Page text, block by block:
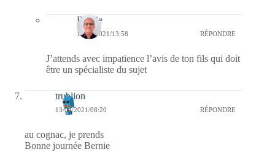
Bernie
13/04/2021/13:58 RÉPONDRE
J’attends avec impatience l’avis de ton fils qui doit
être un spécialiste du sujet
trublion
13/04/2021/08:20 RÉPONDRE
au cognac, je prends
Bonne journée Bernie